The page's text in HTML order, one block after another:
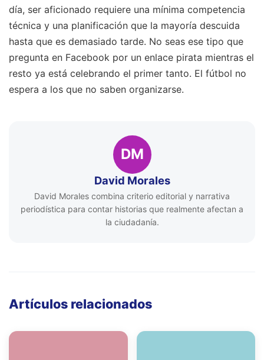
día, ser aficionado requiere una mínima competencia
técnica y una planificación que la mayoría descuida
hasta que es demasiado tarde. No seas ese tipo que
pregunta en Facebook por un enlace pirata mientras el
resto ya está celebrando el primer tanto. El fútbol no
espera a los que no saben organizarse.
DM
David Morales
David Morales combina criterio editorial y narrativa
periodística para contar historias que realmente afectan a
la ciudadanía.
Artículos relacionados